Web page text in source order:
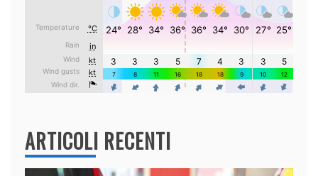
ARTICOLI RECENTI